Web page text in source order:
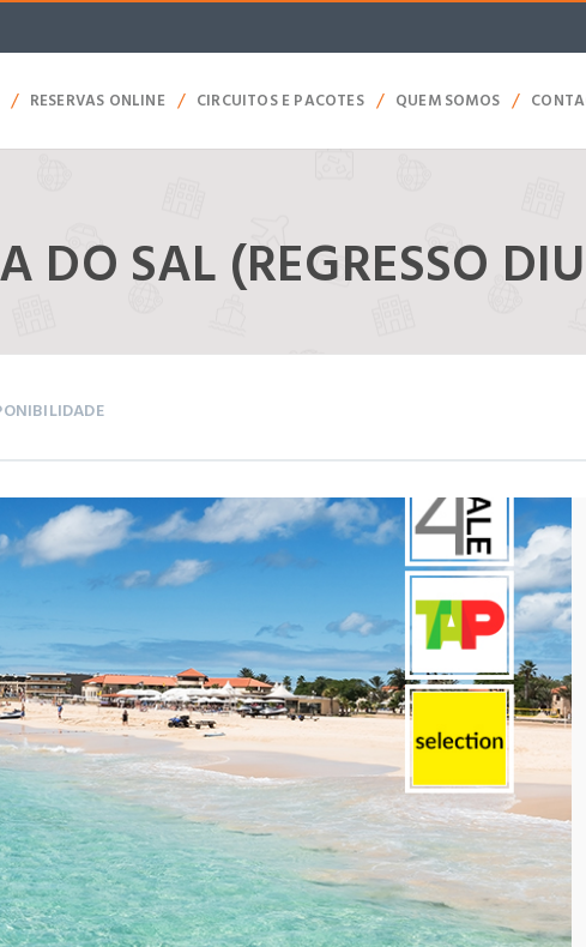
/ RESERVAS ONLINE / CIRCUITOS E PACOTES / QUEM SOMOS /
DO SAL (REGRESSO